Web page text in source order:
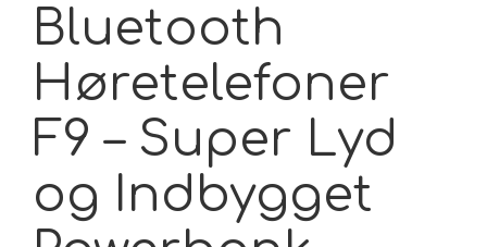
• Opladningstid: 1-2 timer
• Musikafspilningstid: op til 5 timer (lydstyrken påvirker
afspilningstiden)
• Frekvensrespons: 20~20000Hz
• Impedans: 32 ohm
• Farve: sort
Bluetooth
Høretelefoner
F9 – Super Lyd
og Indbygget